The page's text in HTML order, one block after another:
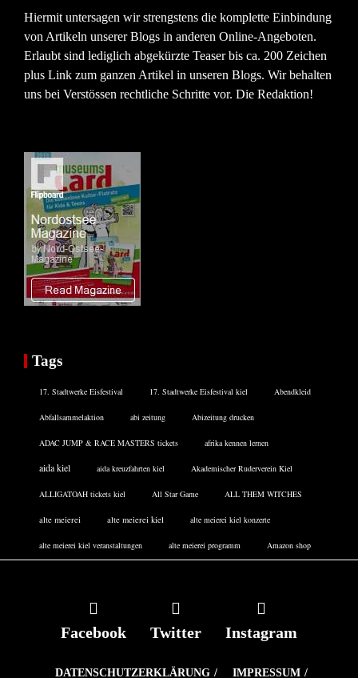
Hiermit untersagen wir strengstens die komplette Einbindung
von Artikeln unserer Blogs in anderen Online-Angeboten.
Erlaubt sind lediglich abgekürzte Teaser bis ca. 200 Zeichen
plus Link zum ganzen Artikel in unseren Blogs. Wir behalten
uns bei Verstössen rechtliche Schritte vor. Die Redaktion!
Tags
17. Stadtwerke Eisfestival 17. Stadtwerke Eisfestival kiel Abendkleid
Abfallsammelaktion abi zeitung Abizeitung drucken
ADAC JUMP & RACE MASTERS tickets afrika kennen lernen
aida kiel aida kreuzfahrten kiel Akademischer Ruderverein Kiel
ALLIGATOAH tickets kiel All Star Game ALL THEM WITCHES
alte meierei alte meierei kiel alte meierei kiel konzerte
alte meierei kiel veranstaltungen alte meierei programm Amazon shop
Facebook Twitter Instagram
DATENSCHUTZERKLÄRUNG IMPRESSUM